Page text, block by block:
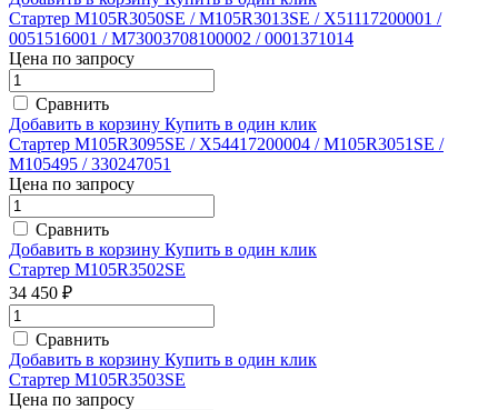
Стартер M105R3050SE / M105R3013SE / X51117200001 /
0051516001 / M73003708100002 / 0001371014
Цена по запросу
Сравнить
Добавить в корзину Купить в один клик
Стартер M105R3095SE / X54417200004 / M105R3051SE /
M105495 / 330247051
Цена по запросу
Сравнить
Добавить в корзину Купить в один клик
Стартер M105R3502SE
34 450 ₽
Сравнить
Добавить в корзину Купить в один клик
Стартер M105R3503SE
Цена по запросу